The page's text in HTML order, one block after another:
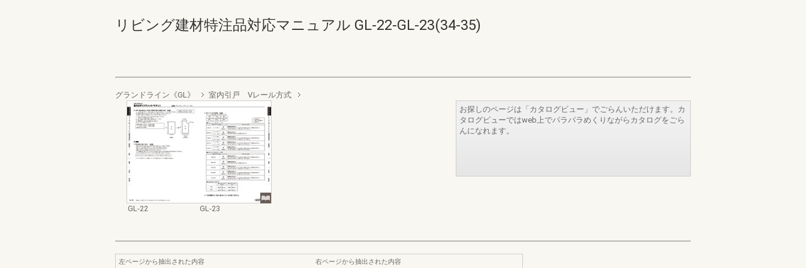
リビング建材特注品対応マニュアル GL-22-GL-23(34-35)
グランドライン《GL》 室内引戸 Vレール方式
GL-22 GL-23
お探しのページは「カタログビュー」でごらんいただけます。カ
タログビューではweb上でパラパラめくりながらカタログをごら
んになれます。
左ページから抽出された内容
右ページから抽出された内容